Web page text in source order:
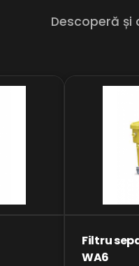
Descoperă
Filtru
WA6